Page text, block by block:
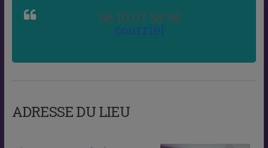
06 10 07 58 95
courriel
ADRESSE DU LIEU